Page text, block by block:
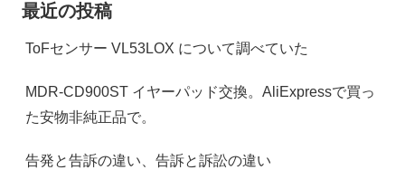
最近の投稿
ToFセンサー VL53LOX について調べていた
MDR-CD900ST イヤーパッド交換。AliExpressで買っ
た安物非純正品で。
告発と告訴の違い、告訴と訴訟の違い